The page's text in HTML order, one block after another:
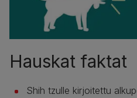
Hauskat faktat
Shih tzulle kirjoitettu